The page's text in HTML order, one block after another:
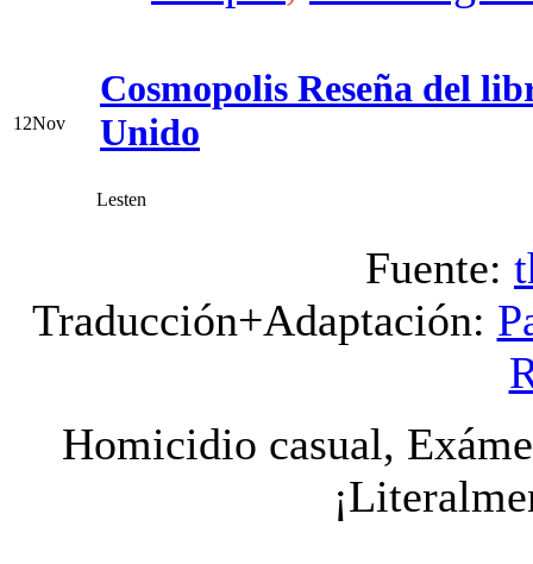
12Nov
Cosmopolis Reseña del
Unido
Lesten
Fuente:
Traducción+Adaptación:
Homicidio casual,